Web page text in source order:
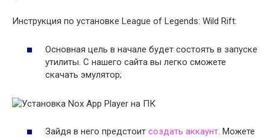
Инструкция по установке League of Legends: Wild Rift:
Основная цель в начале будет состоять в запуске
утилиты. С нашего сайта вы легко сможете
скачать эмулятор;
Зайдя в него предстоит создать аккаунт. Можете